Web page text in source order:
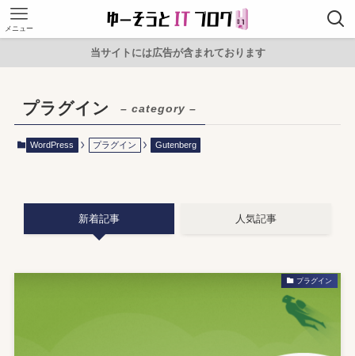
メニュー
当サイトには広告が含まれております
プラグイン – category –
WordPress プラグイン Gutenberg
新着記事 人気記事
プラグイン